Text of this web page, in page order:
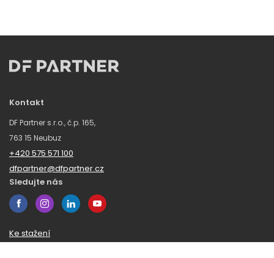
Kontakt
DF Partner s.r.o., č.p. 165,
763 15 Neubuz
+420 575 571 100
dfpartner@dfpartner.cz
Sledujte nás
Ke stažení